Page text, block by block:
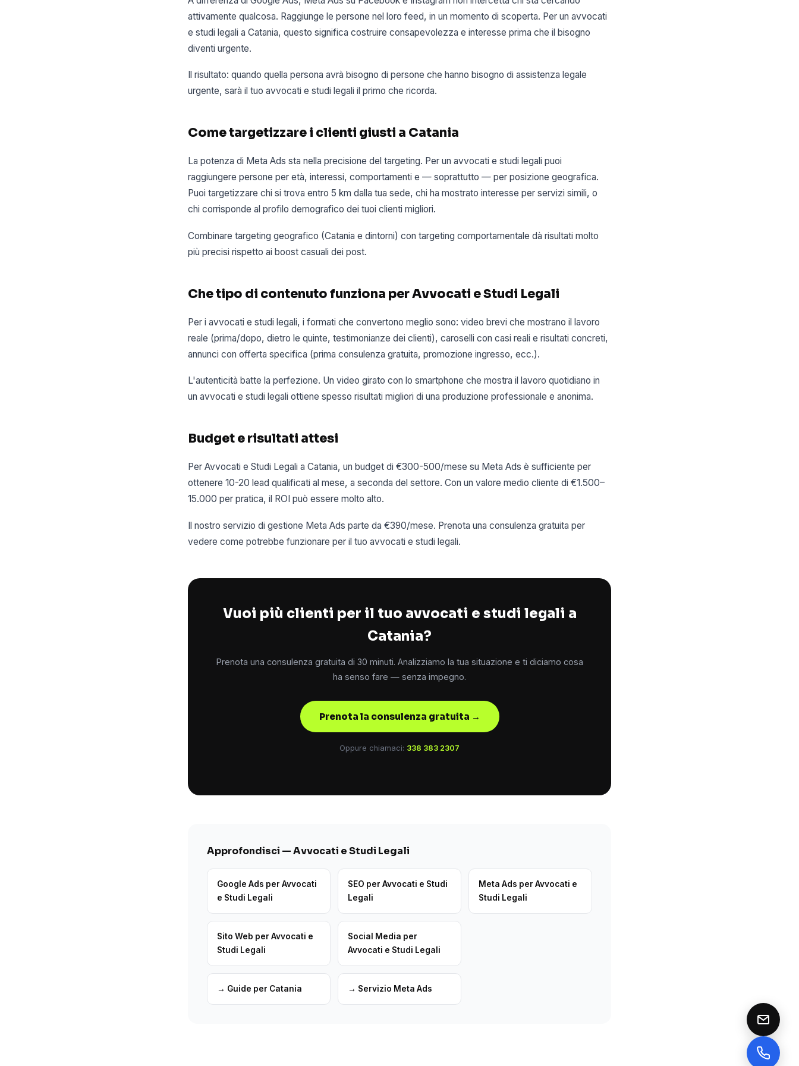
attivamente qualcosa. Raggiunge le persone nel loro feed, in un momento di scoperta. Per un avvocati
e studi legali a Catania, questo significa costruire consapevolezza e interesse prima che il bisogno
diventi urgente.
Il risultato: quando quella persona avrà bisogno di persone che hanno bisogno di assistenza legale
urgente, sarà il tuo avvocati e studi legali il primo che ricorda.
Come targetizzare i clienti giusti a Catania
La potenza di Meta Ads sta nella precisione del targeting. Per un avvocati e studi legali puoi
raggiungere persone per età, interessi, comportamenti e — soprattutto — per posizione geografica.
Puoi targetizzare chi si trova entro 5 km dalla tua sede, chi ha mostrato interesse per servizi simili, o
chi corrisponde al profilo demografico dei tuoi clienti migliori.
Combinare targeting geografico (Catania e dintorni) con targeting comportamentale dà risultati molto
più precisi rispetto ai boost casuali dei post.
Che tipo di contenuto funziona per Avvocati e Studi Legali
Per i avvocati e studi legali, i formati che convertono meglio sono: video brevi che mostrano il lavoro
reale (prima/dopo, dietro le quinte, testimonianze dei clienti), caroselli con casi reali e risultati concreti,
annunci con offerta specifica (prima consulenza gratuita, promozione ingresso, ecc.).
L'autenticità batte la perfezione. Un video girato con lo smartphone che mostra il lavoro quotidiano in
un avvocati e studi legali ottiene spesso risultati migliori di una produzione professionale e anonima.
Budget e risultati attesi
Per Avvocati e Studi Legali a Catania, un budget di €300-500/mese su Meta Ads è sufficiente per
ottenere 10-20 lead qualificati al mese, a seconda del settore. Con un valore medio cliente di €1.500–
15.000 per pratica, il ROI può essere molto alto.
Il nostro servizio di gestione Meta Ads parte da €390/mese. Prenota una consulenza gratuita per
vedere come potrebbe funzionare per il tuo avvocati e studi legali.
Vuoi più clienti per il tuo avvocati e studi legali a
Catania?
Prenota una consulenza gratuita di 30 minuti. Analizziamo la tua situazione e ti diciamo cosa
ha senso fare — senza impegno.
Prenota la consulenza gratuita →
Oppure chiamaci: 338 383 2307
Approfondisci — Avvocati e Studi Legali
Google Ads per Avvocati
e Studi Legali
SEO per Avvocati e Studi
Legali
Meta Ads per Avvocati e
Studi Legali
Sito Web per Avvocati e
Studi Legali
Social Media per
Avvocati e Studi Legali
→ Guide per Catania → Servizio Meta Ads